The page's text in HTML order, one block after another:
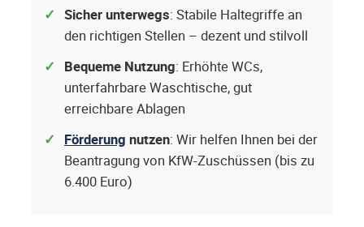
Sicher unterwegs: Stabile Haltegriffe an
den richtigen Stellen – dezent und stilvoll
Bequeme Nutzung: Erhöhte WCs,
unterfahrbare Waschtische, gut
erreichbare Ablagen
Förderung nutzen: Wir helfen Ihnen bei der
Beantragung von KfW-Zuschüssen (bis zu
6.400 Euro)